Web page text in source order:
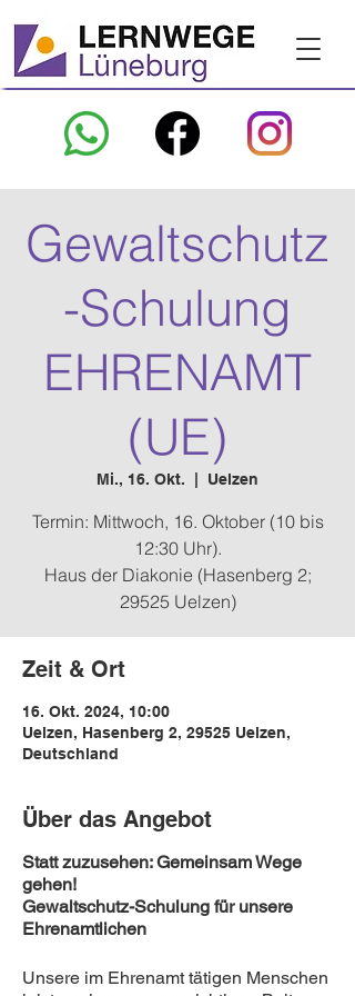
Gewaltschutz
-Schulung
EHRENAMT
(UE)
Mi., 16. Okt. Uelzen
Termin: Mittwoch, 16. Oktober (10 bis
12:30 Uhr).
Haus der Diakonie (Hasenberg 2;
29525 Uelzen)
Zeit & Ort
16. Okt. 2024, 10:00
Uelzen, Hasenberg 2, 29525 Uelzen,
Deutschland
Über das Angebot
Statt zuzusehen: Gemeinsam Wege
gehen!
Gewaltschutz-Schulung für unsere
Ehrenamtlichen
Unsere im Ehrenamt tätigen Menschen